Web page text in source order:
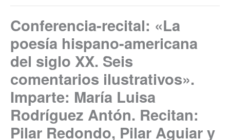
Conferencia-recital: «La
poesía hispano-americana
del siglo XX. Seis
comentarios ilustrativos».
Imparte: María Luisa
Rodríguez Antón. Recitan:
Pilar Redondo, Pilar Aguiar y